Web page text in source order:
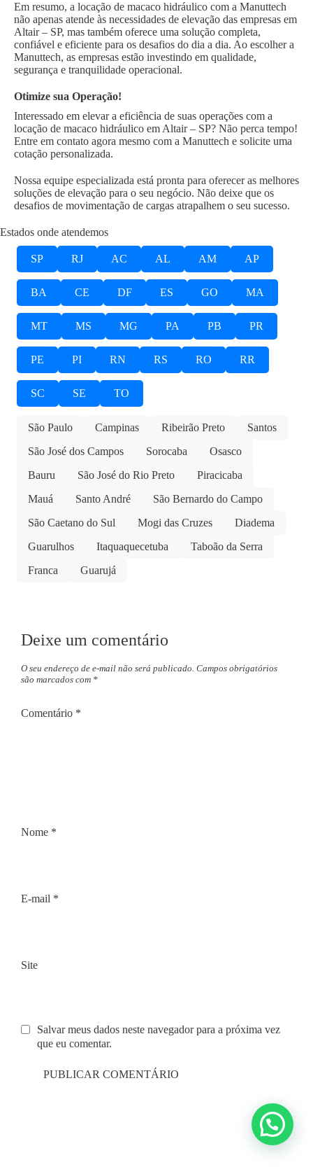
Em resumo, a locação de macaco hidráulico com a Manuttech
não apenas atende às necessidades de elevação das empresas em
Altair – SP, mas também oferece uma solução completa,
confiável e eficiente para os desafios do dia a dia. Ao escolher a
Manuttech, as empresas estão investindo em qualidade,
segurança e tranquilidade operacional.
Otimize sua Operação!
Interessado em elevar a eficiência de suas operações com a
locação de macaco hidráulico em Altair – SP? Não perca tempo!
Entre em contato agora mesmo com a Manuttech e solicite uma
cotação personalizada.
Nossa equipe especializada está pronta para oferecer as melhores
soluções de elevação para o seu negócio. Não deixe que os
desafios de movimentação de cargas atrapalhem o seu sucesso.
Estados onde atendemos
SP RJ AC AL AM AP
BA CE DF ES GO MA
MT MS MG PA PB PR
PE PI RN RS RO RR
SC SE TO
São Paulo Campinas Ribeirão Preto
Santos
São José dos Campos
Sorocaba
Osasco
Bauru
São José do Rio Preto
Piracicaba
Mauá
Santo André
São Bernardo do Campo
São Caetano do Sul
Mogi das Cruzes
Diadema
Guarulhos
Itaquaquecetuba
Taboão da Serra
Franca
Guarujá
Deixe um comentário
O seu endereço de e-mail não será publicado. Campos obrigatórios
são marcados com *
Comentário *
Nome *
E-mail *
Site
Salvar meus dados neste navegador para a próxima vez
que eu comentar.